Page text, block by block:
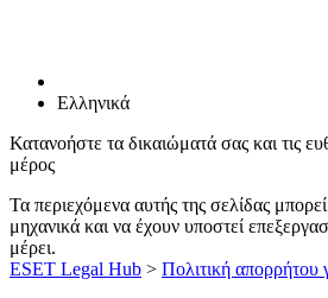
Ελληνικά
Κατανοήστε τα δικαιώματά σας και τις
μέρος
Τα περιεχόμενα αυτής της σελίδας
μηχανικά και να έχουν υποστεί
μέρει.
ESET Legal Hub > Πολιτική απορρήτου